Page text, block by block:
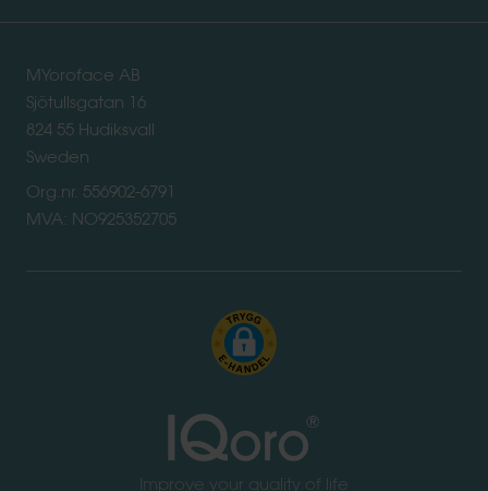
MYoroface AB
Sjötullsgatan 16
824 55 Hudiksvall
Sweden
Org.nr. 556902-6791
MVA: NO925352705
Improve your quality of life